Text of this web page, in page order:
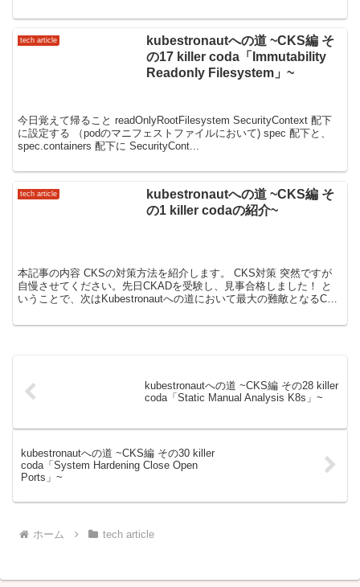
tech article
kubestronautへの道 ~CKS編 そ
の17 killer coda「Immutability
Readonly Filesystem」~
今日覚えて帰ること readOnlyRootFilesystem SecurityContext 配下
に設定する （podのマニフェストファイルにおいて) spec 配下と、
spec.containers 配下に SecurityCont...
tech article
kubestronautへの道 ~CKS編 そ
の1 killer codaの紹介~
本記事の内容 CKSの対策方法を紹介します。 CKS対策 突然ですが
自慢させてください。先日CKADを受験し、見事合格しました！ と
いうことで、次はKubestronautへの道において最大の難敵となるCKS
kubestronautへの道 ~CKS編 その28 killer
coda「Static Manual Analysis K8s」~
kubestronautへの道 ~CKS編 その30 killer
coda「System Hardening Close Open
Ports」~
ホーム tech article